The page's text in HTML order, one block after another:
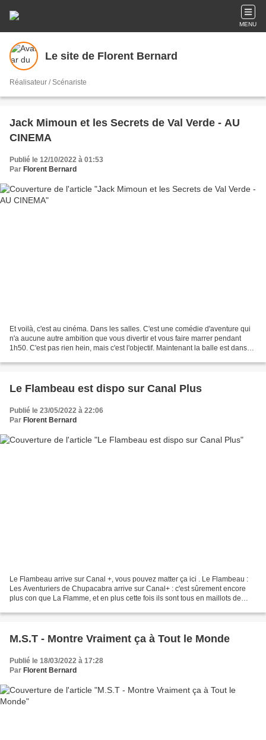
MENU
Le site de Florent Bernard
Réalisateur / Scénariste
Jack Mimoun et les Secrets de Val Verde - AU
CINEMA
Publié le 12/10/2022 à 01:53
Par Florent Bernard
Et voilà, c'est au cinéma. Dans les salles. C'est une comédie d'aventure qui
n'a aucune autre ambition que vous divertir et vous faire marrer pendant
1h50. C'est pas rien hein, mais c'est l'objectif. Maintenant la balle est dans
Le Flambeau est dispo sur Canal Plus
Publié le 23/05/2022 à 22:06
Par Florent Bernard
Le Flambeau arrive sur Canal +, vous pouvez matter ça ici . Le Flambeau :
Les Aventuriers de Chupacabra arrive sur Canal+ : c'est sûrement encore
plus con que La Flamme, et en plus cette fois ils sont tous en maillots de
M.S.T - Montre Vraiment ça à Tout le Monde
Publié le 18/03/2022 à 17:28
Par Florent Bernard